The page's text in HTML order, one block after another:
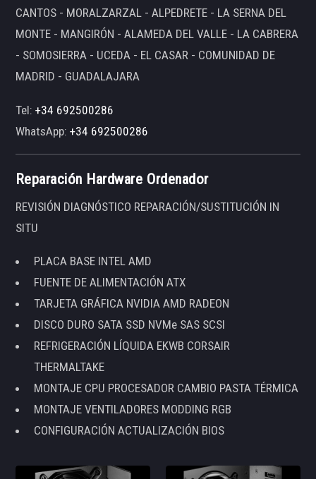
CANTOS - MORALZARZAL - ALPEDRETE - LA SERNA DEL
MONTE - MANGIRÓN - ALAMEDA DEL VALLE - LA CABRERA
- SOMOSIERRA - UCEDA - EL CASAR - COMUNIDAD DE
MADRID - GUADALAJARA
Tel:+34 692500286
WhatsApp:+34 692500286
Reparación Hardware Ordenador
REVISIÓN DIAGNÓSTICO REPARACIÓN/SUSTITUCIÓN IN
SITU
PLACA BASE INTEL AMD
FUENTE DE ALIMENTACIÓN ATX
TARJETA GRÁFICA NVIDIA AMD RADEON
DISCO DURO SATA SSD NVMe SAS SCSI
REFRIGERACIÓN LÍQUIDA EKWB CORSAIR
THERMALTAKE
MONTAJE CPU PROCESADOR CAMBIO PASTA TÉRMICA
MONTAJE VENTILADORES MODDING RGB
CONFIGURACIÓN ACTUALIZACIÓN BIOS